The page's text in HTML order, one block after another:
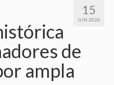
15
JUN 2026
de
ampla